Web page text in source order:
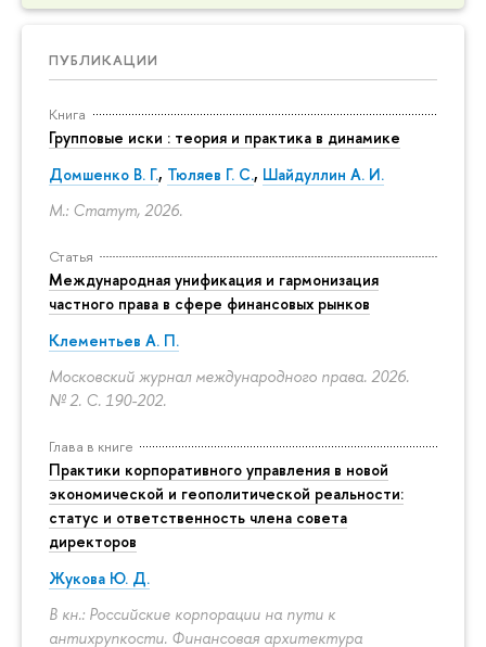
ПУБЛИКАЦИИ
Книга
Групповые иски : теория и практика в динамике
Домшенко В. Г., Тюляев Г. С., Шайдуллин А. И.
М.: Статут, 2026.
Статья
Международная унификация и гармонизация
частного права в сфере финансовых рынков
Клементьев А. П.
Московский журнал международного права. 2026.
№ 2. С. 190-202.
Глава в книге
Практики корпоративного управления в новой
экономической и геополитической реальности:
статус и ответственность члена совета
директоров
Жукова Ю. Д.
В кн.: Российские корпорации на пути к
антихрупкости. Финансовая архитектура